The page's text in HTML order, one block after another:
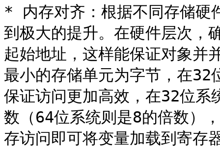
* 内存对齐：根据不同存储硬
到极大的提升。在硬件层次
起始地址，这样能保证对象并
最小的存储单元为字节，在32
保证访问更加高效，在32位系
数（64位系统则是8的倍数）
存访问即可将变量加载到寄存